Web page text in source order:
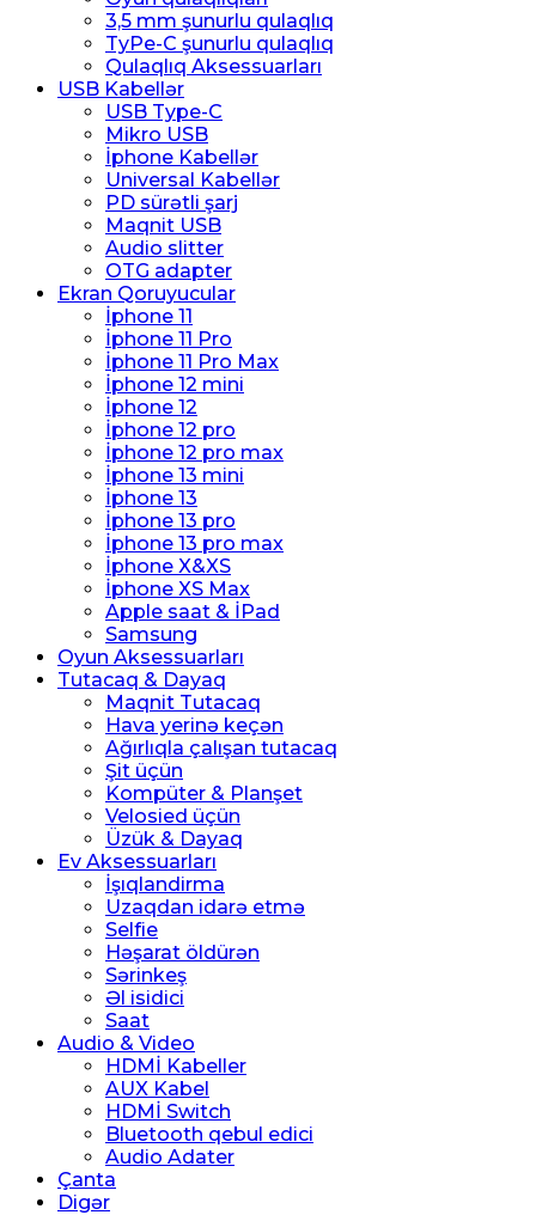
3,5 mm şunurlu qulaqlıq
TyPe-C şunurlu qulaqlıq
Qulaqlıq Aksessuarları
USB Kabellər
USB Type-C
Mikro USB
İphone Kabellər
Universal Kabellər
PD sürətli şarj
Maqnit USB
Audio slitter
OTG adapter
Ekran Qoruyucular
İphone 11
İphone 11 Pro
İphone 11 Pro Max
İphone 12 mini
İphone 12
İphone 12 pro
İphone 12 pro max
İphone 13 mini
İphone 13
İphone 13 pro
İphone 13 pro max
İphone X&XS
İphone XS Max
Apple saat & İPad
Samsung
Oyun Aksessuarları
Tutacaq & Dayaq
Maqnit Tutacaq
Hava yerinə keçən
Ağırlıqla çalışan tutacaq
Şit üçün
Kompüter & Planşet
Velosied üçün
Üzük & Dayaq
Ev Aksessuarları
İşıqlandirma
Uzaqdan idarə etmə
Selfie
Həşarat öldürən
Sərinkeş
Əl isidici
Saat
Audio & Video
HDMİ Kabeller
AUX Kabel
HDMİ Switch
Bluetooth qebul edici
Audio Adater
Çanta
Digər